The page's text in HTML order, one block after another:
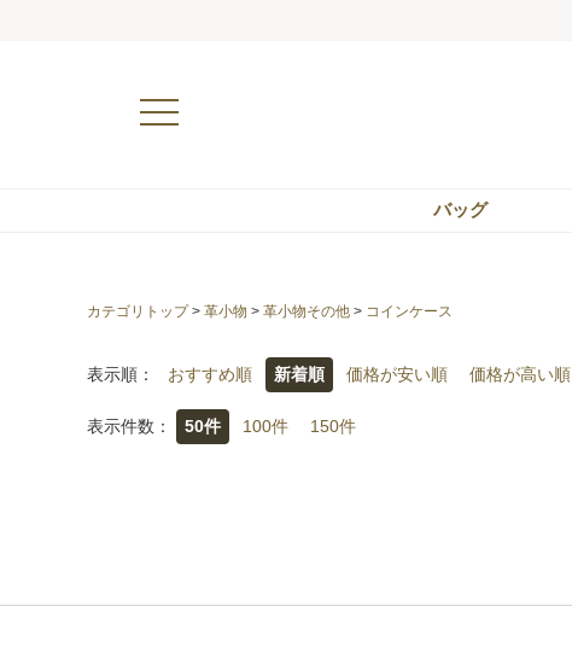
バッグ
カテゴリトップ> 革小物 > 革小物その他 > コインケース
表示順： おすすめ順 新着順 価格が安い順 価格が高い順
表示件数： 50件 100件 150件